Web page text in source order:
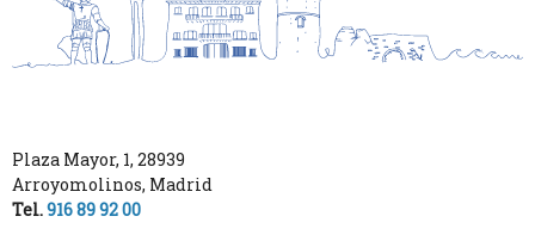
Plaza Mayor, 1, 28939
Arroyomolinos, Madrid
Tel.916 89 92 00